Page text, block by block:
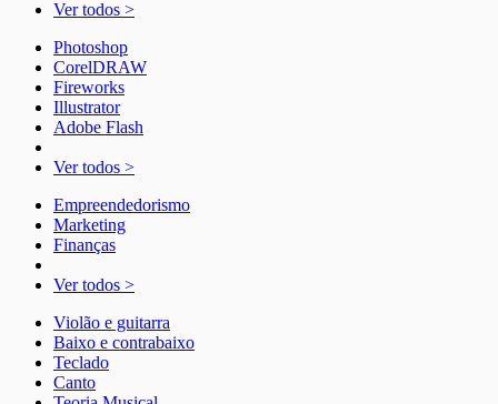
Ver todos >
Photoshop
CorelDRAW
Fireworks
Illustrator
Adobe Flash
Ver todos >
Empreendedorismo
Marketing
Finanças
Ver todos >
Violão e guitarra
Baixo e contrabaixo
Teclado
Canto